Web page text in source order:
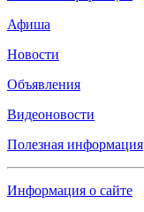
Афиша
Новости
Объявления
Видеоновости
Полезная информация
Информация о сайте